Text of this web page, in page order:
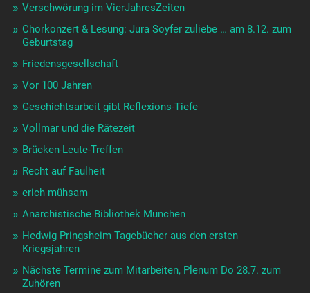
Verschwörung im VierJahresZeiten
Chorkonzert & Lesung: Jura Soyfer zuliebe … am 8.12. zum
Geburtstag
Friedensgesellschaft
Vor 100 Jahren
Geschichtsarbeit gibt Reflexions-Tiefe
Vollmar und die Rätezeit
Brücken-Leute-Treffen
Recht auf Faulheit
erich mühsam
Anarchistische Bibliothek München
Hedwig Pringsheim Tagebücher aus den ersten
Kriegsjahren
Nächste Termine zum Mitarbeiten, Plenum Do 28.7. zum
Zuhören